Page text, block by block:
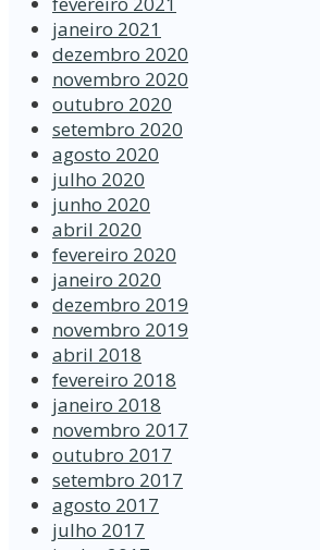
janeiro 2021
dezembro 2020
novembro 2020
outubro 2020
setembro 2020
agosto 2020
julho 2020
junho 2020
abril 2020
fevereiro 2020
janeiro 2020
dezembro 2019
novembro 2019
abril 2018
fevereiro 2018
janeiro 2018
novembro 2017
outubro 2017
setembro 2017
agosto 2017
julho 2017